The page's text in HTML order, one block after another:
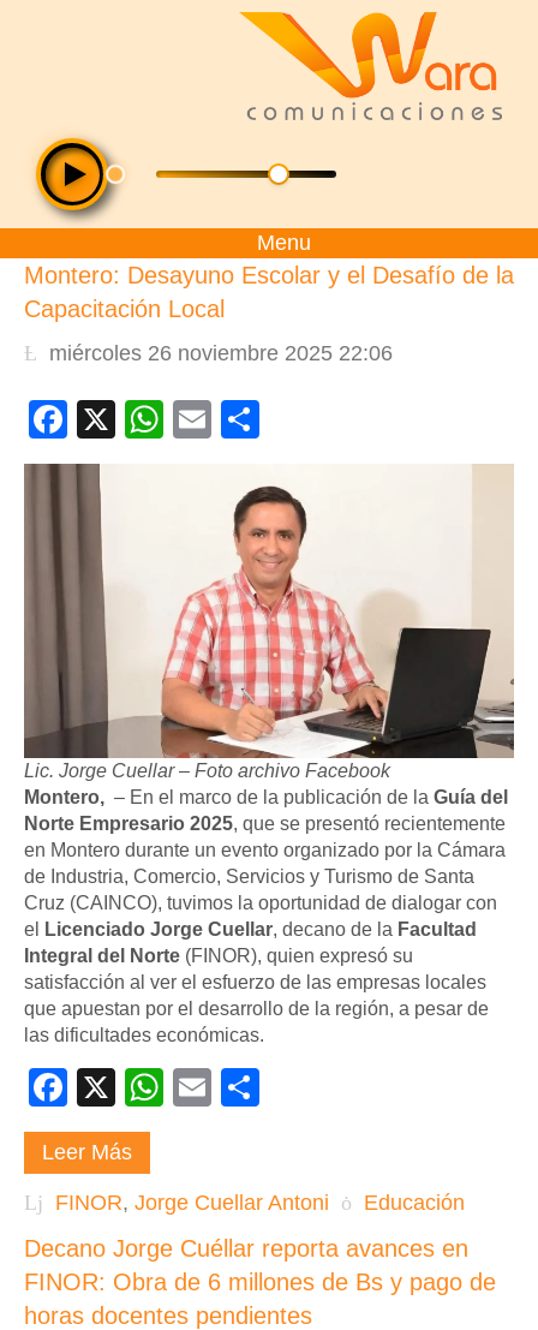
Menu
Montero: Desayuno Escolar y el Desafío de la
Capacitación Local
miércoles 26 noviembre 2025 22:06
Facebook
X WhatsApp
Email
Lic. Jorge Cuellar – Foto archivo Facebook
Montero, – En el marco de la publicación de la Guía del
Norte Empresario 2025, que se presentó recientemente
en Montero durante un evento organizado por la Cámara
de Industria, Comercio, Servicios y Turismo de Santa
Cruz (CAINCO), tuvimos la oportunidad de dialogar con
el
Licenciado Jorge Cuellar, decano de la Facultad
Integral del Norte (FINOR), quien expresó su
satisfacción al ver el esfuerzo de las empresas locales
que apuestan por el desarrollo de la región, a pesar de
las dificultades económicas.
Facebook
X WhatsApp
Email
Leer Más
FINOR, Jorge Cuellar Antoni Educación
Decano Jorge Cuéllar reporta avances en
FINOR: Obra de 6 millones de Bs y pago de
horas docentes pendientes